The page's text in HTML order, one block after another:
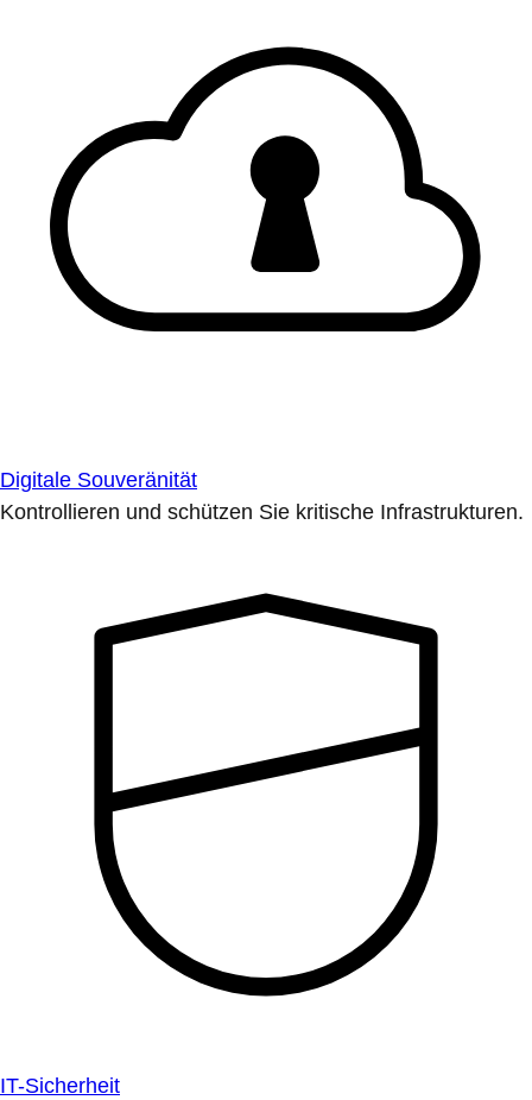
Digitale Souveränität
Kontrollieren und schützen Sie kritische Infrastrukturen.
IT-Sicherheit